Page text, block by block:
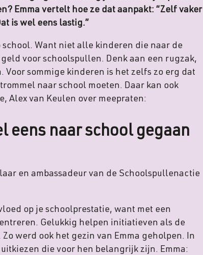
Emma vertelt hoe ze dat aanpakt: “Zelf vaker
is wel eens lastig.”
Want niet alle kinderen die naar de
voor schoolspullen. Denk aan een rugzak,
sommige kinderen is het zelfs zo erg dat
naar school moeten. Daar kan ook
Alex van Keulen over meepraten:
eens naar school gegaan
en ambassadeur van de Schoolspullenactie
op je schoolprestatie, want met een
Gelukkig helpen initiatieven als de
werd ook het gezin van Emma geholpen. In
die voor hen belangrijk zijn. Emma: